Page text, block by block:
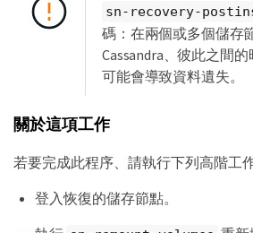
sn-recovery-
碼：在兩個或多個儲存
Cassandra、彼此之間的
可能會導致資料遺失。
關於這項工作
若要完成此程序、請執行下列高階工
登入恢復的儲存節點。